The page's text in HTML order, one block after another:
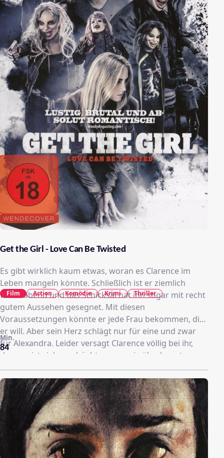
Get the Girl - Love Can Be Twisted
Es gibt wirklich kaum etwas, woran es Clarence im
Leben mangeln könnte. Schließlich ist er ziemlich
wohlhabend und das Schicksal hat ihn sogar mit recht
gutem Aussehen gesegnet. Mit diesen
Voraussetzungen könnte er jede Frau bekommen, die
er will. Aber sein Herz schlägt nur für eine und zwar
für Alexandra. Leider versagt Clarence völlig bei ihr,
denn er ist viel zu schüchtern, um sie überhaupt
anzusprechen. Zum Glück kennt er mit Patrick einen
echten Frauenhelden und zusammen kommen sie auf
einen scheinbar narrensicheren Plan: Sie inszenieren
die Entführung von Alexandra, damit Clarence als ihr
strahlender Retter in Erscheinung treten kann. Als
dann einer der falschen Kidnapper versehentlich
getötet wird, muss Clarence plötzlich Alexandra
wirklich retten…
84
Min.
Film Action Komödie Krimi Thriller